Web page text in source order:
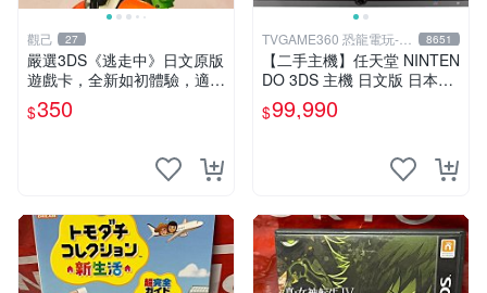
觀己 27
嚴選3DS《逃走中》日文原版
遊戲卡，全新如初體驗，適合
收藏。3ds日版專用，圖像詳
見。二手商品，售出概不退
$350
TVGAME360 恐龍電玩-台
中店
8651
【二手主機】任天堂 NINTEN
DO 3DS 主機 日文版 日本機
日規機 附原廠充電器 宇宙黑
裸裝【台中恐龍電玩】
$99,990